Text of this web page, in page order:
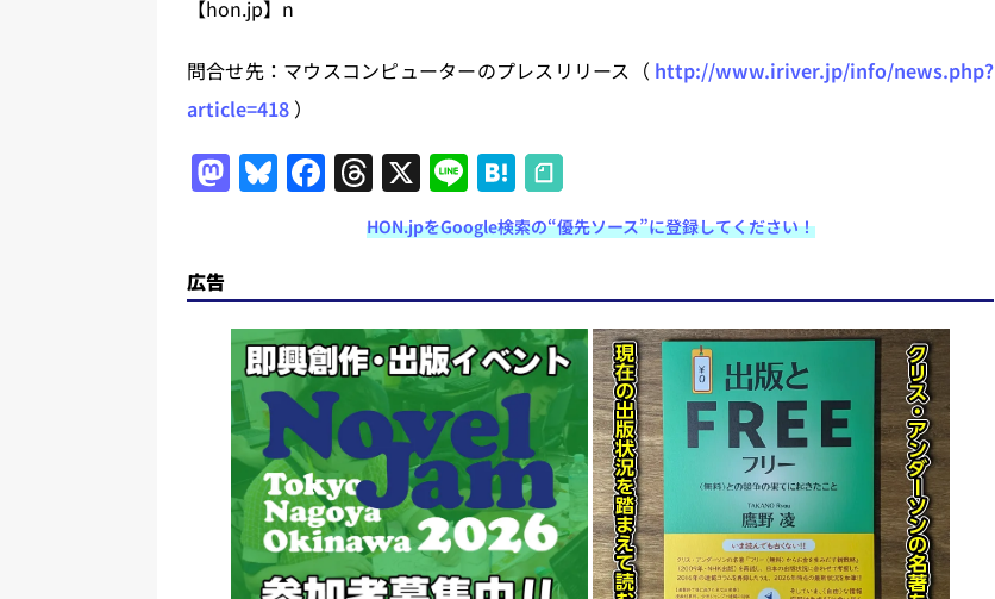
【hon.jp】n
問合せ先：マウスコンピューターのプレスリリース（ http://www.iriver.jp/info/news.php?
article=418 ）
M
a
o
d
o
n
Bl
u
s
k
y
F
a
e
b
o
o
k
T
h
re
a
d
s
X Li
n
e
H
at
e
n
a
HON.jpをGoogle検索の“優先ソース”に登録してください！
広告